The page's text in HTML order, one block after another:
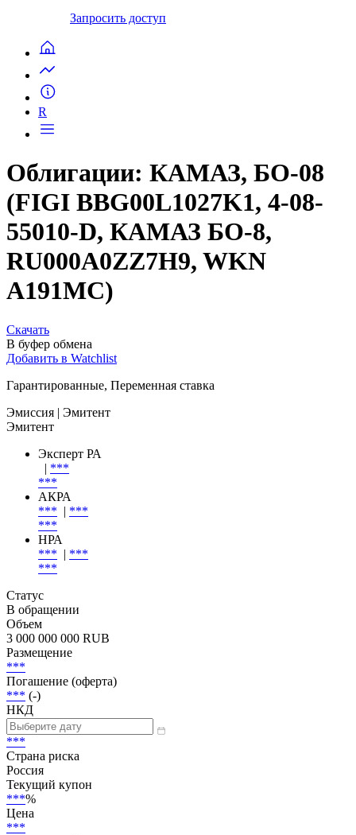
Запросить доступ
R
Облигации: КАМАЗ, БО-08
(FIGI BBG00L1027K1, 4-08-
55010-D, КАМАЗ БО-8,
RU000A0ZZ7H9, WKN
A191MC)
Скачать
В буфер обмена
Добавить в Watchlist
Гарантированные, Переменная ставка
Эмиссия | Эмитент
Эмитент
Эксперт РА
| ***
***
АКРА
*** | ***
***
НРА
*** | ***
***
Статус
В обращении
Объем
3 000 000 000 RUB
Размещение
***
Погашение (оферта)
*** (-)
НКД
***
Страна риска
Россия
Текущий купон
***%
Цена
***